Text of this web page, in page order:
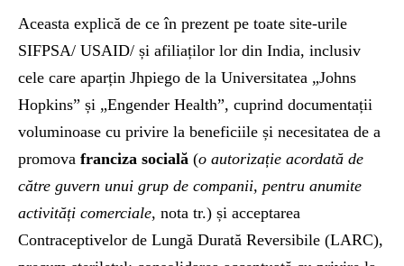
Aceasta explică de ce în prezent pe toate site-urile
SIFPSA/ USAID/ și afiliaților lor din India, inclusiv
cele care aparțin Jhpiego de la Universitatea „Johns
Hopkins” și „Engender Health”, cuprind documentații
voluminoase cu privire la beneficiile și necesitatea de a
promova franciza socială (o autorizație acordată de
către guvern unui grup de companii, pentru anumite
activități comerciale, nota tr.) și acceptarea
Contraceptivelor de Lungă Durată Reversibile (LARC),